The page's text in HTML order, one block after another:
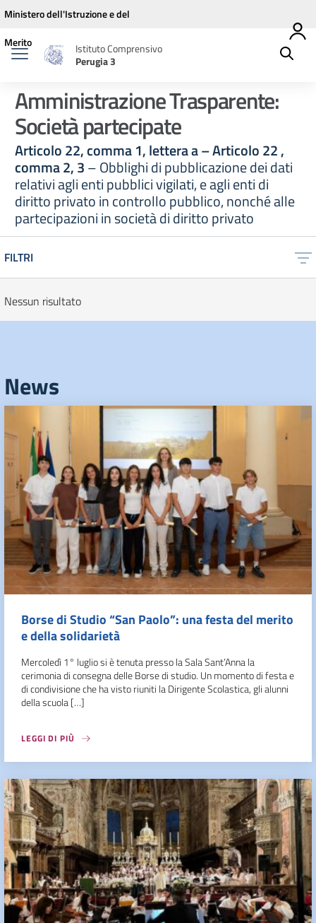
Vai ai contenuti
Vai al menu di navigazione
Vai al footer
Ministero dell'Istruzione e del
Merito
Istituto Comprensivo
Perugia 3
Amministrazione Trasparente:
Società partecipate
Articolo 22, comma 1, lettera a – Articolo 22 ,
comma 2, 3– Obblighi di pubblicazione dei dati
relativi agli enti pubblici vigilati, e agli enti di
diritto privato in controllo pubblico, nonché alle
partecipazioni in società di diritto privato
FILTRI
Nessun risultato
News
Borse di Studio “San Paolo”: una festa del merito
e della solidarietà
Mercoledì 1° luglio si è tenuta presso la Sala Sant’Anna la
cerimonia di consegna delle Borse di studio. Un momento di festa e
di condivisione che ha visto riuniti la Dirigente Scolastica, gli alunni
della scuola […]
LEGGI DI PIÙ